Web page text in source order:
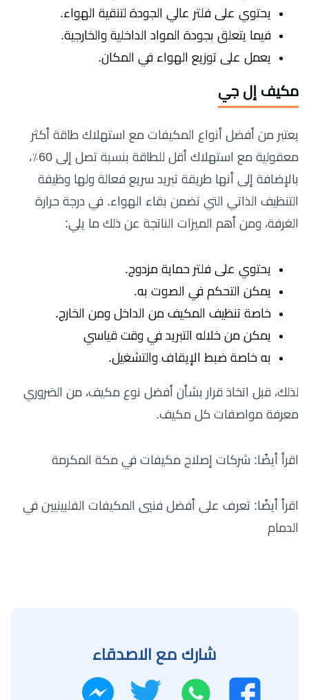
يحتوي على فلتر عالي الجودة لتنقية الهواء.
فيما يتعلق بجودة المواد الداخلية والخارجية.
يعمل على توزيع الهواء في المكان.
مكيف إل جي
يعتبر من أفضل أنواع المكيفات مع استهلاك طاقة أكثر
معقولية مع استهلاك أقل للطاقة بنسبة تصل إلى 60٪،
بالإضافة إلى أنها طريقة تبريد سريع فعالة ولها وظيفة
التنظيف الذاتي التي تضمن بقاء الهواء. في درجة حرارة
الغرفة، ومن أهم الميزات الناتجة عن ذلك ما يلي:
يحتوي على فلتر حماية مزدوج.
يمكن التحكم في الصوت به.
خاصة تنظيف المكيف من الداخل ومن الخارج.
يمكن من خلاله التبريد في وقت قياسي
به خاصة ضبط الإيقاف والتشغيل.
لذلك، قبل اتخاذ قرار بشأن أفضل نوع مكيف، من الضروري
معرفة مواصفات كل مكيف.
اقرأ أيضًا: شركات إصلاح مكيفات في مكة المكرمة
اقرأ أيضًا: تعرف على أفضل فنيي المكيفات الفلبينيين في
الدمام
شارك مع الاصدقاء
فيسبوك
واتساب تويتر